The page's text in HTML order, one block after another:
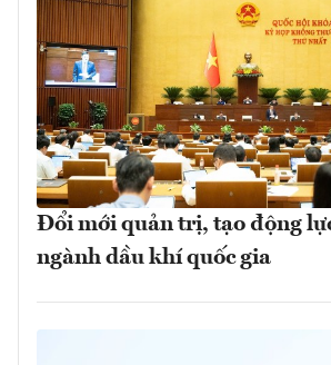
Đổi mới quản trị, tạo động
ngành dầu khí quốc gia